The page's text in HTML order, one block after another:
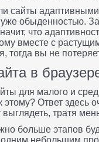
сайты
обыденностью.
что
вместе с
тогда вы не
в
для малого и
Ответ здесь
выглядеть, тратя
больше этапов
небольшим